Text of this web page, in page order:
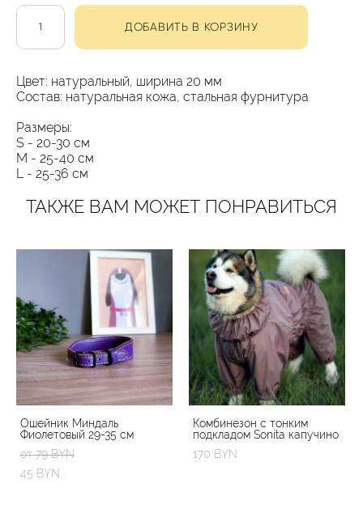
ДОБАВИТЬ В КОРЗИНУ
Цвет: натуральный, ширина 20 мм
Состав: натуральная кожа, стальная фурнитура
Размеры:
S - 20-30 см
М - 25-40 см
L - 25-36 см
ТАКЖЕ ВАМ МОЖЕТ ПОНРАВИТЬСЯ
Ошейник Миндаль
Фиолетовый 29-35 см
от 79 BYN
45 BYN
Комбинезон с тонким
подкладом Sonita капучино
170 BYN